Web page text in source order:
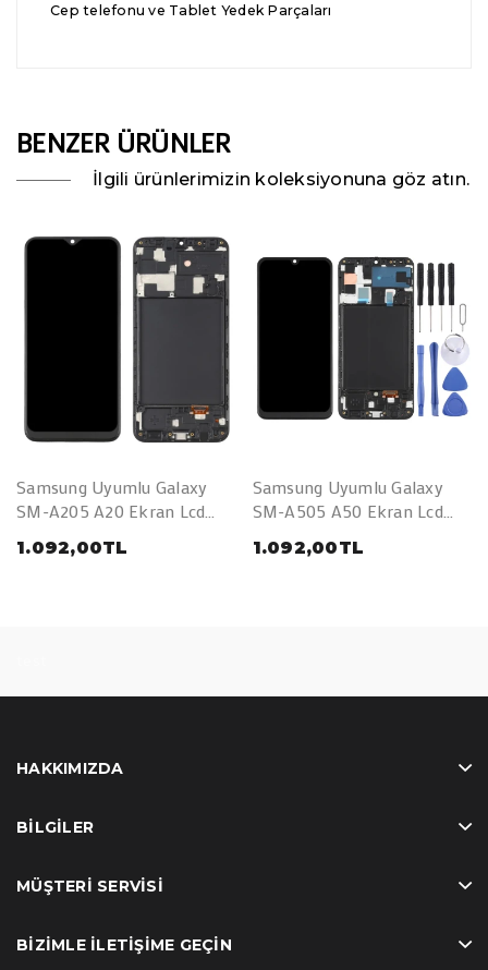
Cep telefonu ve Tablet Yedek Parçaları
BENZER ÜRÜNLER
İlgili ürünlerimizin koleksiyonuna göz atın.
Samsung Uyumlu Galaxy
SM-A205 A20 Ekran Lcd
(AAA Kalite)
1.092,00TL
Samsung Uyumlu Galaxy
SM-A505 A50 Ekran Lcd
(AAA Kalite)
1.092,00TL
HAKKIMIZDA
BILGILER
MÜŞTERI SERVISI
BIZIMLE İLETIŞIME GEÇIN